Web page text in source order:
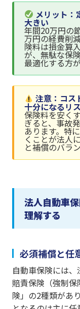
メリット：
大きい
年間20万円の
万円の経費削
険料は損金算
が、無駄な保
最適化する方
注意：コス
十分になるリ
保険料を安く
ぎると、事故
あります。特
くことが法人
と補償のバラ
法人自動車
理解する
必須補償と任
自動車保険には
賠責保険（強制
険」の2種類があ